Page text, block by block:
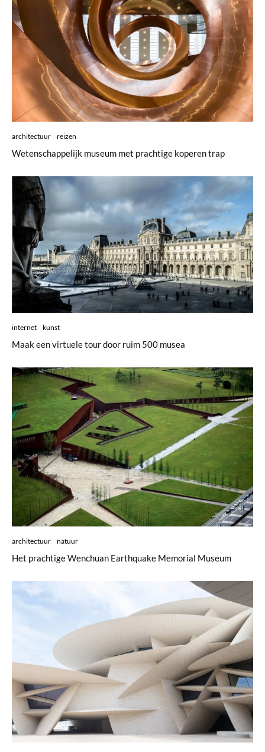
architectuur reizen
Wetenschappelijk museum met prachtige koperen trap
internet kunst
Maak een virtuele tour door ruim 500 musea
architectuur natuur
Het prachtige Wenchuan Earthquake Memorial Museum